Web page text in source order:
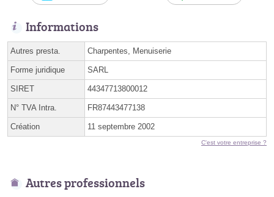
Informations
Autres presta. Charpentes, Menuiserie
Forme juridique SARL
SIRET 44347713800012
N° TVA Intra. FR87443477138
Création 11 septembre 2002
C'est votre entreprise ?
Autres professionnels